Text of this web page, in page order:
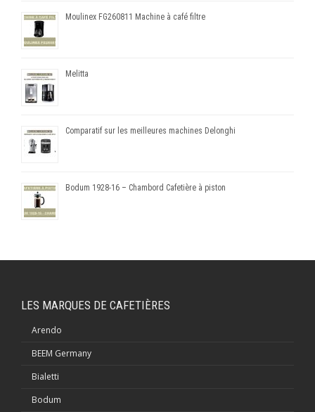
Moulinex FG260811 Machine à café filtre
Melitta
Comparatif sur les meilleures machines Delonghi
Bodum 1928-16 – Chambord Cafetière à piston
LES MARQUES DE CAFETIÈRES
Arendo
BEEM Germany
Bialetti
Bodum